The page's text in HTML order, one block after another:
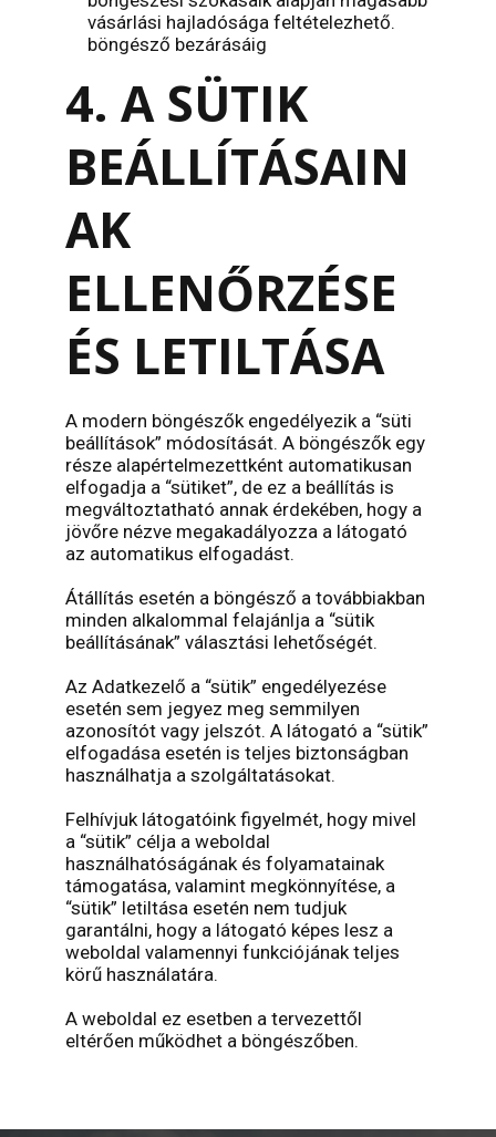
vásárlási hajladósága feltételezhető.
böngésző bezárásáig
4. A SÜTIK
BEÁLLÍTÁSAIN
AK
ELLENŐRZÉSE
ÉS LETILTÁSA
A modern böngészők engedélyezik a “süti
beállítások” módosítását. A böngészők egy
része alapértelmezettként automatikusan
elfogadja a “sütiket”, de ez a beállítás is
megváltoztatható annak érdekében, hogy a
jövőre nézve megakadályozza a látogató
az automatikus elfogadást.
Átállítás esetén a böngésző a továbbiakban
minden alkalommal felajánlja a “sütik
beállításának” választási lehetőségét.
Az Adatkezelő a “sütik” engedélyezése
esetén sem jegyez meg semmilyen
azonosítót vagy jelszót. A látogató a “sütik”
elfogadása esetén is teljes biztonságban
használhatja a szolgáltatásokat.
Felhívjuk látogatóink figyelmét, hogy mivel
a “sütik” célja a weboldal
használhatóságának és folyamatainak
támogatása, valamint megkönnyítése, a
“sütik” letiltása esetén nem tudjuk
garantálni, hogy a látogató képes lesz a
weboldal valamennyi funkciójának teljes
körű használatára.
A weboldal ez esetben a tervezettől
eltérően működhet a böngészőben.